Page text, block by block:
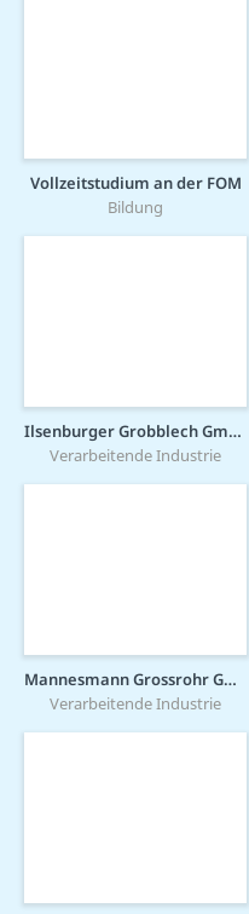
Vollzeitstudium an der FOM
Bildung
Ilsenburger Grobblech GmbH
Verarbeitende Industrie
Mannesmann Grossrohr GmbH
Verarbeitende Industrie